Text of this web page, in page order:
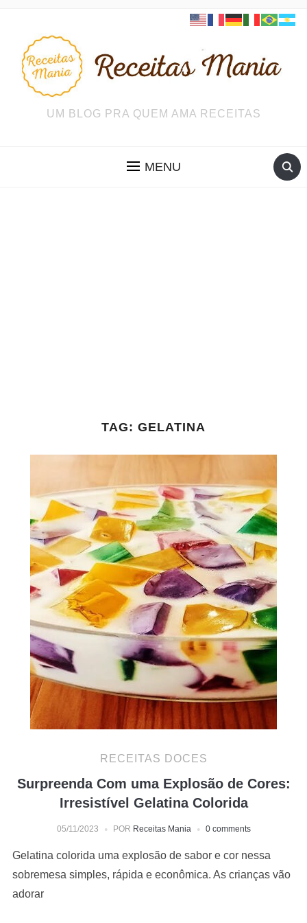
UM BLOG PRA QUEM AMA RECEITAS
MENU
TAG: GELATINA
RECEITAS DOCES
Surpreenda Com uma Explosão de Cores:
Irresistível Gelatina Colorida
05/11/2023 POR Receitas Mania 0 comments
Gelatina colorida uma explosão de sabor e cor nessa
sobremesa simples, rápida e econômica. As crianças vão
adorar